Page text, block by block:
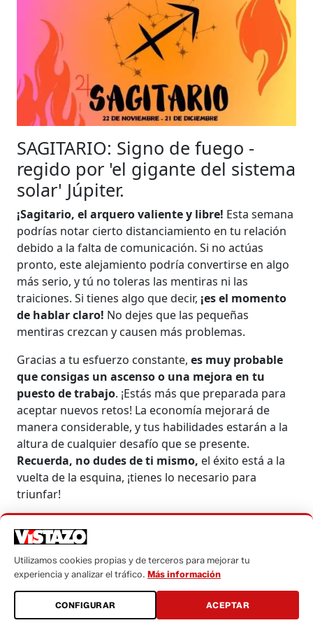
SAGITARIO: Signo de fuego -
regido por 'el gigante del sistema
solar' Júpiter.
¡Sagitario, el arquero valiente y libre! Esta semana
podrías notar cierto distanciamiento en tu relación
debido a la falta de comunicación. Si no actúas
pronto, este alejamiento podría convertirse en algo
más serio, y tú no toleras las mentiras ni las
traiciones. Si tienes algo que decir, ¡es el momento
de hablar claro! No dejes que las pequeñas
mentiras crezcan y causen más problemas.
Gracias a tu esfuerzo constante,es muy probable
que consigas un ascenso o una mejora en tu
puesto de trabajo. ¡Estás más que preparada para
aceptar nuevos retos! La economía mejorará de
manera considerable, y tus habilidades estarán a la
altura de cualquier desafío que se presente.
Recuerda, no dudes de ti mismo, el éxito está a la
vuelta de la esquina, ¡tienes lo necesario para
triunfar!
sobre todo cuando necesites un descanso y un poco
de diversión. Un viaje o una escapada con ellos te
ayudará a relajarte y recargar energías para lo que
venga.Aprovecha la oportunidad para disfrutar
de la buena compañía y desconectar de todo.
Utilizamos cookies propias y de terceros para mejorar tu
experiencia y analizar el tráfico. Más información
CONFIGURAR ACEPTAR